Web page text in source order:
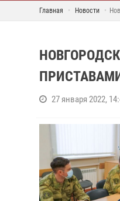
Главная Новости
27 января 2022,